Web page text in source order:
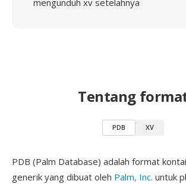
mengunduh xv setelahnya
Tentang
PDB XV
PDB (Palm Database) adalah format
generik yang dibuat oleh Palm, Inc. untuk